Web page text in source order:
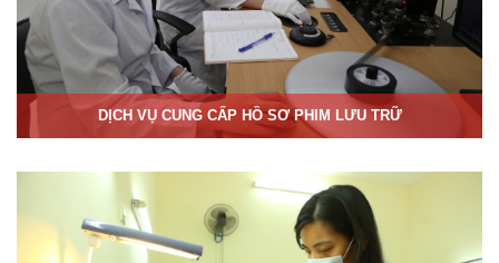
DỊCH VỤ CUNG CẤP HỒ SƠ PHIM LƯU TRỮ